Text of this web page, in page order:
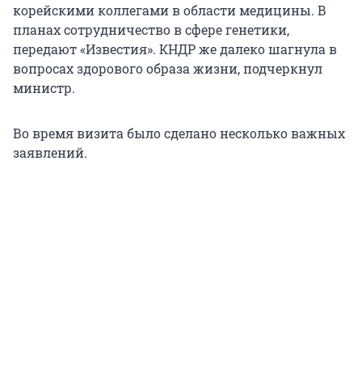
корейскими коллегами в области медицины. В
планах сотрудничество в сфере генетики,
передают «Известия». КНДР же далеко шагнула в
вопросах здорового образа жизни, подчеркнул
министр.
Во время визита было сделано несколько важных
заявлений.